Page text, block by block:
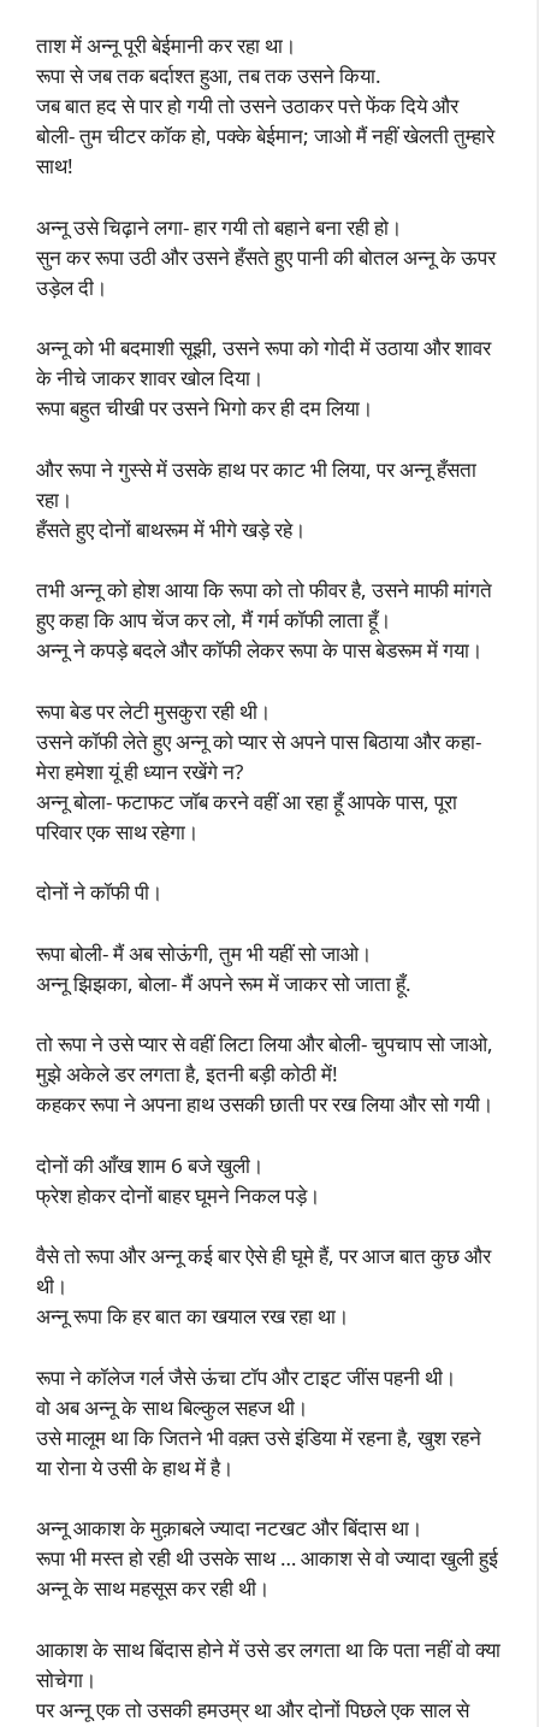
ताश में अन्नू पूरी बेईमानी कर रहा था।
रूपा से जब तक बर्दाश्त हुआ, तब तक उसने किया.
जब बात हद से पार हो गयी तो उसने उठाकर पत्ते फेंक दिये और
बोली- तुम चीटर कॉक हो, पक्के बेईमान; जाओ मैं नहीं खेलती तुम्हारे
साथ!
अन्नू उसे चिढ़ाने लगा- हार गयी तो बहाने बना रही हो।
सुन कर रूपा उठी और उसने हँसते हुए पानी की बोतल अन्नू के ऊपर
उड़ेल दी।
अन्नू को भी बदमाशी सूझी, उसने रूपा को गोदी में उठाया और शावर
के नीचे जाकर शावर खोल दिया।
रूपा बहुत चीखी पर उसने भिगो कर ही दम लिया।
और रूपा ने गुस्से में उसके हाथ पर काट भी लिया, पर अन्नू हँसता
रहा।
हँसते हुए दोनों बाथरूम में भीगे खड़े रहे।
तभी अन्नू को होश आया कि रूपा को तो फीवर है, उसने माफी मांगते
हुए कहा कि आप चेंज कर लो, मैं गर्म कॉफी लाता हूँ।
अन्नू ने कपड़े बदले और कॉफी लेकर रूपा के पास बेडरूम में गया।
रूपा बेड पर लेटी मुसकुरा रही थी।
उसने कॉफी लेते हुए अन्नू को प्यार से अपने पास बिठाया और कहा-
मेरा हमेशा यूं ही ध्यान रखेंगे न?
अन्नू बोला- फटाफट जॉब करने वहीं आ रहा हूँ आपके पास, पूरा
परिवार एक साथ रहेगा।
दोनों ने कॉफी पी।
रूपा बोली- मैं अब सोऊंगी, तुम भी यहीं सो जाओ।
अन्नू झिझका, बोला- मैं अपने रूम में जाकर सो जाता हूँ.
तो रूपा ने उसे प्यार से वहीं लिटा लिया और बोली- चुपचाप सो जाओ,
मुझे अकेले डर लगता है, इतनी बड़ी कोठी में!
कहकर रूपा ने अपना हाथ उसकी छाती पर रख लिया और सो गयी।
दोनों की आँख शाम 6 बजे खुली।
फ्रेश होकर दोनों बाहर घूमने निकल पड़े।
वैसे तो रूपा और अन्नू कई बार ऐसे ही घूमे हैं, पर आज बात कुछ और
थी।
अन्नू रूपा कि हर बात का खयाल रख रहा था।
रूपा ने कॉलेज गर्ल जैसे ऊंचा टॉप और टाइट जींस पहनी थी।
वो अब अन्नू के साथ बिल्कुल सहज थी।
उसे मालूम था कि जितने भी वक़्त उसे इंडिया में रहना है, खुश रहने
या रोना ये उसी के हाथ में है।
अन्नू आकाश के मुक़ाबले ज्यादा नटखट और बिंदास था।
रूपा भी मस्त हो रही थी उसके साथ … आकाश से वो ज्यादा खुली हुई
अन्नू के साथ महसूस कर रही थी।
आकाश के साथ बिंदास होने में उसे डर लगता था कि पता नहीं वो क्या
सोचेगा।
पर अन्नू एक तो उसकी हमउम्र था और दोनों पिछले एक साल से